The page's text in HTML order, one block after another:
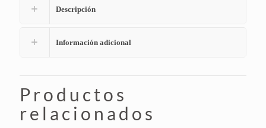
Descripción
Información adicional
Productos
relacionados